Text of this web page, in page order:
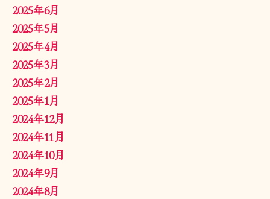
2025年6月
2025年5月
2025年4月
2025年3月
2025年2月
2025年1月
2024年12月
2024年11月
2024年10月
2024年9月
2024年8月